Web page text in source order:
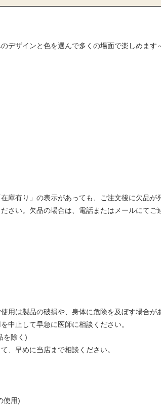
デザインと色を選んで多くの場面で楽しめます
庫有り」の表示があっても、ご注文後に欠品が
さい。欠品の場合は、電話またはメールにてご
用は製品の破損や、身体に危険を及ぼす場合が
中止して早急に医師に相談ください。
を除く)
、早めに当店まで相談ください。
使用)